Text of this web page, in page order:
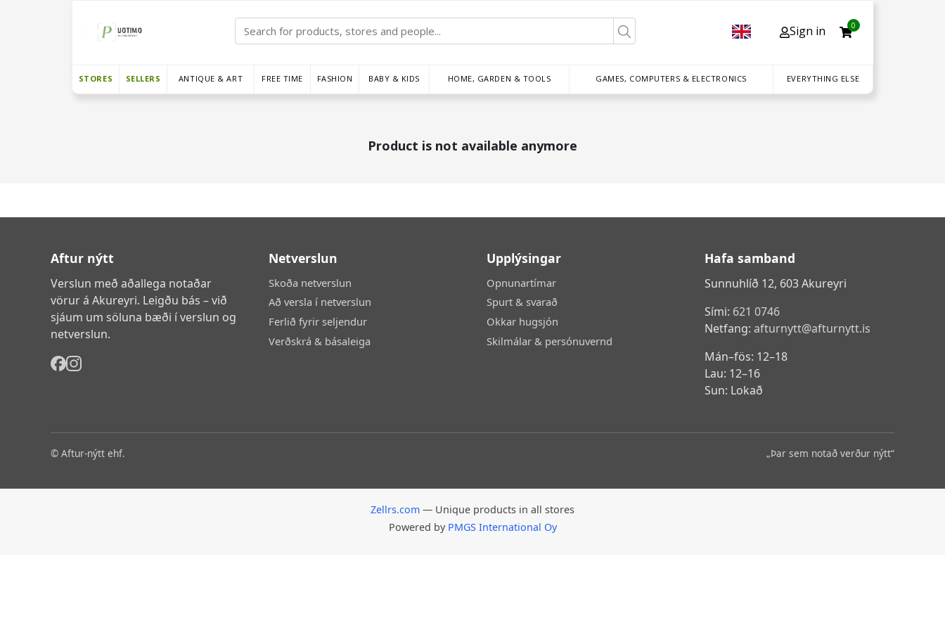
Sign in 0
STORES SELLERS ANTIQUE & ART FREE TIME FASHION BABY & KIDS HOME, GARDEN & TOOLS GAMES, COMPUTERS & ELECTRONICS EVERYTHING ELSE
Product is not available anymore
Aftur nýtt
Verslun með aðallega notaðar
vörur á Akureyri. Leigðu bás – við
sjáum um söluna bæði í verslun og
netverslun.
Netverslun
Skoða netverslun
Að versla í netverslun
Ferlið fyrir seljendur
Verðskrá & básaleiga
Upplýsingar
Opnunartímar
Spurt & svarað
Okkar hugsjón
Skilmálar & persónuvernd
Hafa samband
Sunnuhlíð 12, 603 Akureyri
Sími: 621 0746
Netfang: afturnytt@afturnytt.is
Mán–fös: 12–18
Lau: 12–16
Sun: Lokað
© Aftur-nýtt ehf. „Þar sem notað verður nýtt“
Zellrs.com — Unique products in all stores
Powered by PMGS International Oy